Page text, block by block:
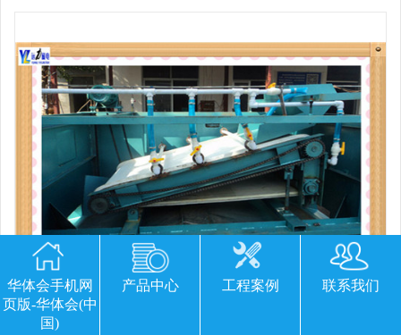
华体会手机网
页版-华体会(中
国)
产品中心 工程案例 联系我们